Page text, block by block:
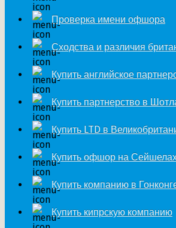
Проверка имени офшора
Купить английское
Купить партнерство в
Купить LTD в
Купить офшор на
Купить компанию в
Купить кипрскую компанию